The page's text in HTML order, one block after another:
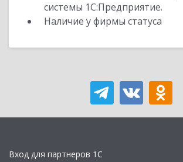
системы 1С:Предприятие.
Наличие у фирмы статуса
Вход для партнеров 1С